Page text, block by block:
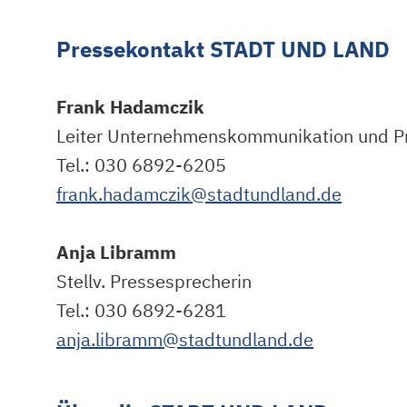
Pressekontakt STADT UND LAND
Frank Hadamczik
Leiter Unternehmenskommunikation und
Tel.: 030 6892-6205
frank.hadamczik@stadtundland.de
Anja Libramm
Stellv. Pressesprecherin
Tel.: 030 6892-6281
anja.libramm@stadtundland.de